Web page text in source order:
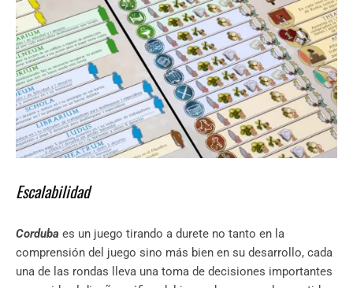
Escalabilidad
Corduba es un juego tirando a durete no tanto en la
comprensión del juego sino más bien en su desarrollo, cada
una de las rondas lleva una toma de decisiones importantes